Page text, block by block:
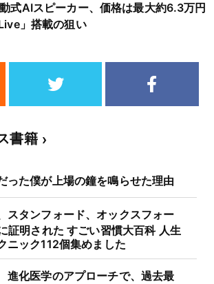
式AIスピーカー、価格は最大約6.3万円
」搭載の狙い
書籍
った僕が上場の鐘を鳴らせた理由
スタンフォード、オックスフォー
証明された すごい習慣大百科 人生
ニック112個集めました
化医学のアプローチで、過去最